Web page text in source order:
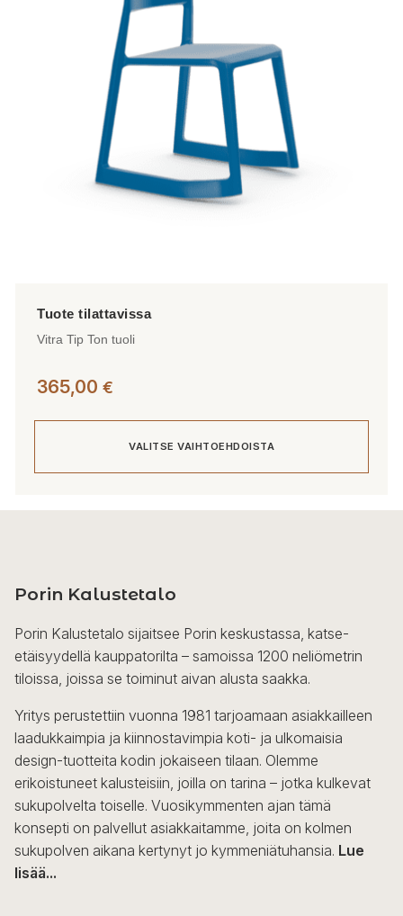
Vitra Tip Ton tuoli
365,00 €
VALITSE VAIHTOEHDOISTA
muunnelma.
tehdä
valinnat
tuotteen
sivulla.
Porin Kalustetalo
Porin Kalustetalo sijaitsee Porin keskustassa, katse-
etäisyydellä kauppatorilta – samoissa 1200 neliömetrin
tiloissa, joissa se toiminut aivan alusta saakka.
Yritys perustettiin vuonna 1981 tarjoamaan asiakkailleen
laadukkaimpia ja kiinnostavimpia koti- ja ulkomaisia
design-tuotteita kodin jokaiseen tilaan. Olemme
erikoistuneet kalusteisiin, joilla on tarina – jotka kulkevat
sukupolvelta toiselle. Vuosikymmenten ajan tämä
konsepti on palvellut asiakkaitamme, joita on kolmen
sukupolven aikana kertynyt jo kymmeniätuhansia. Lue
lisää...